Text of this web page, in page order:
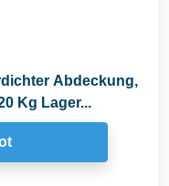
Abdeckung,
Kg Lager...